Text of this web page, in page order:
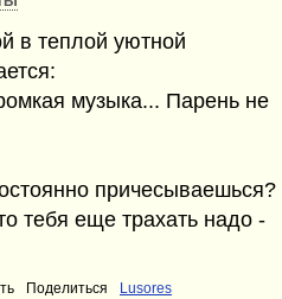
в теплой уютной
музыка... Парень не
причесываешься?
тебя еще трахать надо -
Поделиться Lusores